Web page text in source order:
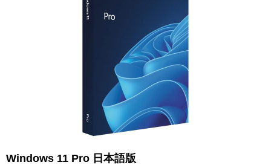
Windows 11 Pro 日本語版